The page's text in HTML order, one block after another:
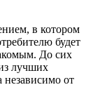
в котором
будет
До сих
лучших
от